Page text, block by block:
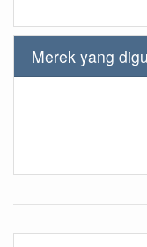
Merek yang